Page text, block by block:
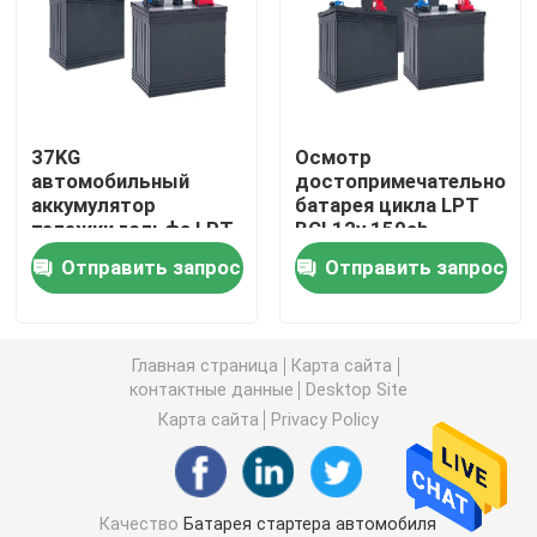
Батарея стопа начала автомобиля
Свинцовокислотная батарея отдыха
Свинцовокислотная батарея тракции
Двухцелевая батарея
Свинцовокислотная морская батарея
Жилая система накопления энергии
37KG
автомобильный
аккумулятор
тележки гольфа LPT
12V
свинцовокислотной
батареи 150ah
Отправить запрос
Осмотр
батарея цикла LPT
BCI 12v 150ah
автомобиля
глубокая
свинцовокислотная
Отправить запрос
Главная страница
Карта сайта
контактные данные
Desktop Site
Карта сайта
Privacy Policy
Качество Батарея стартера автомобиля